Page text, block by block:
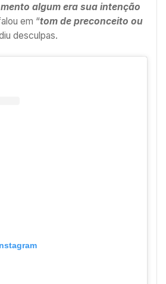
algum era sua intenção
em “tom de preconceito ou
desculpas.